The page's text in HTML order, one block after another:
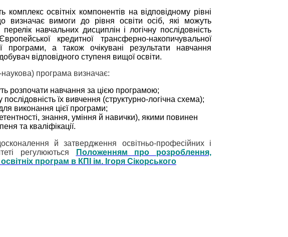
комплексосвітніх компонентів на відповідному рівні
визначає вимоги до рівня освіти осіб, які можуть
навчальних дисциплін і логічну послідовність
кредитної трансферно-накопичувальної
програми, а також очікувані результати навчання
відповідного ступеня вищої освіти.
наукова) програма визначає:
розпочати навчання за цією програмою;
послідовність їх вивчення (структурно-логічна схема);
виконання цієї програми;
знання, уміння й навички), якими повинен
та кваліфікації.
й затвердження освітньо-професійних і
регулюються
Положенням про розроблення,
програм в КПІ ім. Ігоря Сікорського